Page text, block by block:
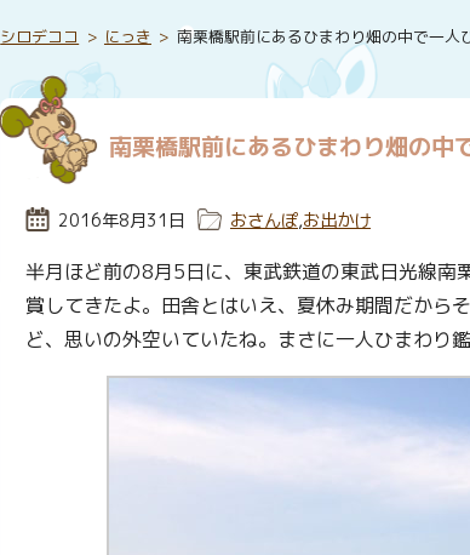
シロデココ にっき 南栗橋駅前にあるひまわり畑の中で一人
南栗橋駅前にあるひまわり畑の中
投稿日:
2016年8月31日 カテゴリー:
おさんぽ,お出かけ
半月ほど前の8月5日に、東武鉄道の東武日光線
賞してきたよ。田舎とはいえ、夏休み期間だから
ど、思いの外空いていたね。まさに一人ひまわり鑑